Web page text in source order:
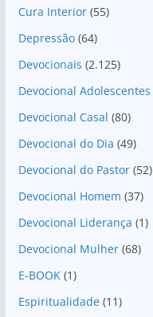
Cura Interior(55)
Depressão(64)
Devocionais (2.125)
Devocional Adolescentes
Devocional Casal (80)
Devocional do Dia (49)
Devocional do Pastor(52)
Devocional Homem (37)
Devocional Liderança (1)
Devocional Mulher(68)
E-BOOK(1)
Espiritualidade(11)